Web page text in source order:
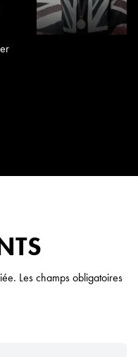
Les champs obligatoires